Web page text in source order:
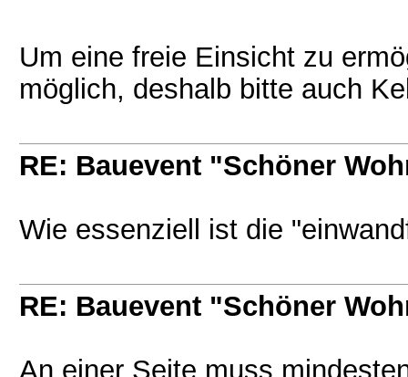
Um eine freie Einsicht zu
möglich, deshalb bitte auch
RE: Bauevent "Schöner
Wie essenziell ist die
RE: Bauevent "Schöner
An einer Seite muss